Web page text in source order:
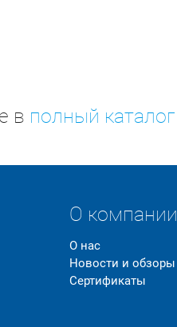
в полный каталог
О компании
О нас
Новости и обзоры
Сертификаты